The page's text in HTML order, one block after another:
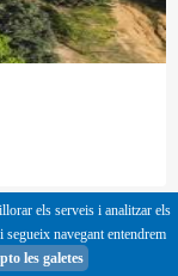
els serveis i analitzar els
navegant entendrem
les galetes